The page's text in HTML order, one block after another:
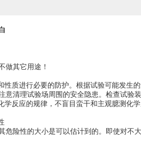
做其它用途！
性质进行必要的防护。根据试验可能发生
意清理试验场周围的安全隐患。检查试验
学反应的规律，不盲目蛮干和主观臆测化
危险性的大小是可以估计到的。即使对